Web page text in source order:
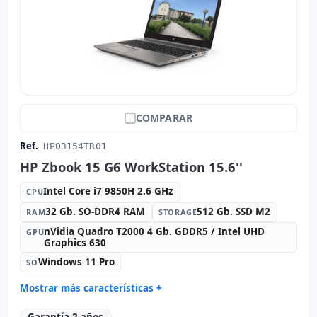
COMPARAR
Ref. HP03154TR01
HP Zbook 15 G6 WorkStation 15.6''
CPUIntel Core i7 9850H 2.6 GHz
RAM32 Gb. SO-DDR4 RAM STORAGE512 Gb. SSD M2
GPUnVidia Quadro T2000 4 Gb. GDDR5 / Intel UHD
Graphics 630
SOWindows 11 Pro
Mostrar más características +
Connectivity: RJ-45 · WIFI · Bluetooth